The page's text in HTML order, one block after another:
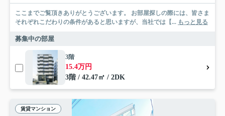
ここまでご覧頂きありがとうございます。 お部屋探しの際には、皆さま
それぞれこだわりの条件があると思いますが、当社では【... もっと見る
募集中の部屋
3階
15.4万円
3階 / 42.47㎡ / 2DK
賃貸マンション